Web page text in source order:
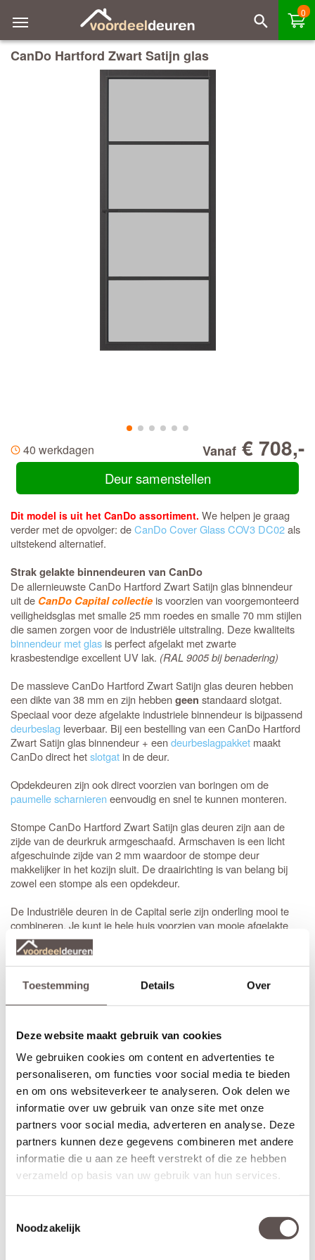
Toestemming Details Over
Deze website maakt gebruik van cookies
We gebruiken cookies om content en advertenties te
personaliseren, om functies voor social media te bieden
en om ons websiteverkeer te analyseren. Ook delen we
informatie over uw gebruik van onze site met onze
partners voor social media, adverteren en analyse. Deze
partners kunnen deze gegevens combineren met andere
informatie die u aan ze heeft verstrekt of die ze hebben
verzameld op basis van uw gebruik van hun services.
Noodzakelijk
0
CanDo Hartford Zwart Satijn glas
40 werkdagen Vanaf € 708,-
Deur samenstellen
Dit model is uit het CanDo assortiment. We helpen je graag
verder met de opvolger: deCanDo Cover Glass COV3 DC02als
uitstekend alternatief.
Strak gelakte binnendeuren van CanDo
De allernieuwste CanDo Hartford Zwart Satijn glas binnendeur
uit de CanDo Capital collectie is voorzien van voorgemonteerd
veiligheidsglas met smalle 25 mm roedes en smalle 70 mm stijlen
die samen zorgen voor de industriële uitstraling. Deze kwaliteits
binnendeur met glas is perfect afgelakt met zwarte
krasbestendige excellent UV lak. (RAL 9005 bij benadering)
De massieve CanDo Hartford Zwart Satijn glas deuren hebben
een dikte van 38 mm en zijn hebbengeen standaard slotgat.
Speciaal voor deze afgelakte industriele binnendeur is bijpassend
deurbeslag leverbaar. Bij een bestelling van een CanDo Hartford
Zwart Satijn glas binnendeur + eendeurbeslagpakket maakt
CanDo direct hetslotgat in de deur.
Opdekdeuren zijn ook direct voorzien van boringen om de
paumelle scharnieren eenvoudig en snel te kunnen monteren.
Stompe CanDo Hartford Zwart Satijn glas deuren zijn aan de
zijde van de deurkruk armgeschaafd. Armschaven is een licht
afgeschuinde zijde van 2 mm waardoor de stompe deur
makkelijker in het kozijn sluit. De draairichting is van belang bij
zowel een stompe als een opdekdeur.
De Industriële deuren in de Capital serie zijn onderling mooi te
combineren. Je kunt je hele huis voorzien van mooie afgelakte
zwarte deurendie perfect bij elkaar passen. Deze deur past goed
bij de dichte deurCanDo Sheffield,
freeslijndeurenCanDo Concorden deCanDo Carson. Liever
deze deur in het wit, kijk dan bij deCanDo Hartford Wit.
dus ooknietin, dit zul je dus indien nodig zelf in moeten frezen.
Standaard sloten en deurbeslag past niet op de smalle
deurstijlen!
Zelf passend maken of op maat bestellen
Stompe CanDo Hartford Zwart Satijn glas deuren zijn aan beide
deurstijlen, de bovendorpel en onderdorpel 5 mm in te korten.
Eenopdekdeuris door de opdekranden alleen aan de onderzijde
5 mm in te korten. De garantie van 10 jaar blijft van kracht binnen
mogelijk.
Controleer nogmaals goed de gekozen afmetingen, kleur en
uitvoering. CanDo Hartford Zwart Satijn glas deuren kunnen niet